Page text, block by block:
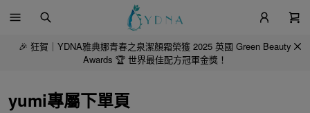
🎉 狂賀｜YDNA雅典娜青春之泉潔顏霜榮獲 2025 英國 Green Beauty
Awards 🏆 世界最佳配方冠軍金獎！
yumi專屬下單頁